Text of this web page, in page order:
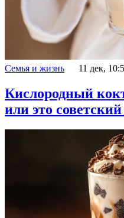
Семья и жизнь 11 дек,
Кислородный
или это